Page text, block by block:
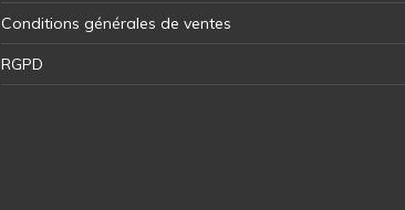
Conditions générales de ventes
RGPD